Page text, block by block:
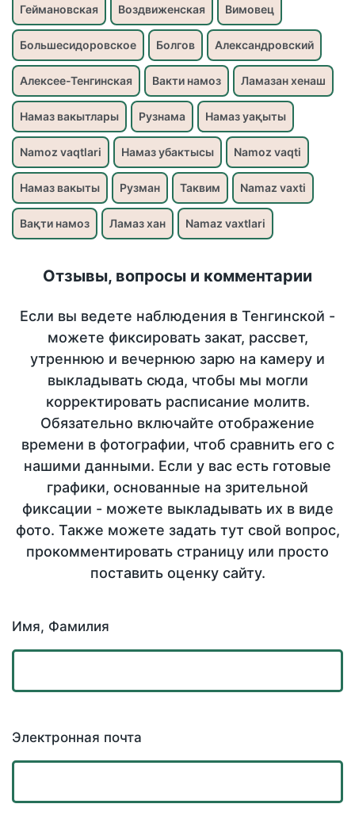
Геймановская Воздвиженская Вимовец
Большесидоровское Болгов Александровский
Алексее-Тенгинская Вакти намоз Ламазан хенаш
Намаз вакытлары Рузнама Намаз уақыты
Namoz vaqtlari Намаз убактысы Namoz vaqti
Намаз вакыты Рузман Таквим Namaz vaxti
Вақти намоз Ламаз хан Namaz vaxtlari
Отзывы, вопросы и комментарии
Если вы ведете наблюдения в Тенгинской -
можете фиксировать закат, рассвет,
утреннюю и вечернюю зарю на камеру и
выкладывать сюда, чтобы мы могли
корректировать расписание молитв.
Обязательно включайте отображение
времени в фотографии, чтоб сравнить его с
нашими данными. Если у вас есть готовые
графики, основанные на зрительной
фиксации - можете выкладывать их в виде
фото. Также можете задать тут свой вопрос,
прокомментировать страницу или просто
поставить оценку сайту.
Имя, Фамилия
Электронная почта